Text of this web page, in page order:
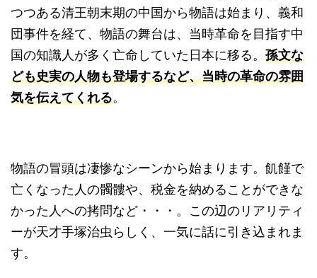
つつある清王朝末期の中国から物語は始まり、義和
団事件を経て、物語の舞台は、当時革命を目指す中
国の知識人が多く亡命していた日本に移る。 孫文な
ども史実の人物も登場するなど、当時の革命の雰囲
気を伝えてくれる。
物語の冒頭は凄惨なシーンから始まります。飢饉で
亡くなった人の髑髏や、税金を納めることができな
かった人への拷問など・・・。この辺のリアリティ
ーが天才手塚治虫らしく、一気に話に引き込まれま
す。